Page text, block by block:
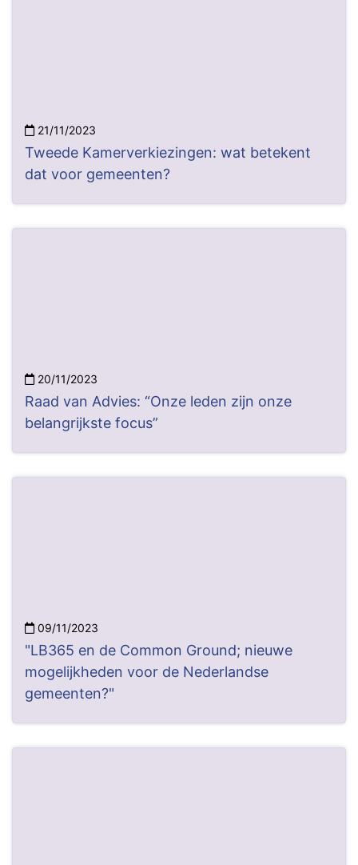
21/11/2023
Tweede Kamerverkiezingen: wat betekent
dat voor gemeenten?
20/11/2023
Raad van Advies: “Onze leden zijn onze
belangrijkste focus”
09/11/2023
"LB365 en de Common Ground; nieuwe
mogelijkheden voor de Nederlandse
gemeenten?"